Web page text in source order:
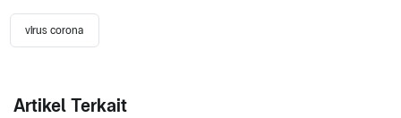
virus corona
Artikel Terkait